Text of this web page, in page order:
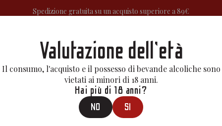
Spedizione gratuita su un acquisto superiore a 89€
APERITIVI&BITTERS GIN MEZCALLIQUORI
Valutazione dell'età
Il consumo, l'acquisto e il possesso di bevande alcoliche sono
vietati ai minori di 18 anni.
Hai più di 18 anni?
NO SI